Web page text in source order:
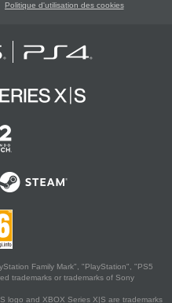
Politique d'utilisation des cookies
Family Mark", "PlayStation", "PS5
trademarks or trademarks of Sony
logo and XBOX Series X|S are trademarks